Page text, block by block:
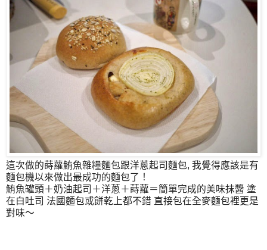
這次做的蒔蘿鮪魚雜糧麵包跟洋蔥起司麵包, 我覺得應該是有
麵包機以來做出最成功的麵包了！
鮪魚罐頭＋奶油起司＋洋蔥＋蒔蘿＝簡單完成的美味抹醬 塗
在白吐司 法國麵包或餅乾上都不錯 直接包在全麥麵包裡更是
對味～